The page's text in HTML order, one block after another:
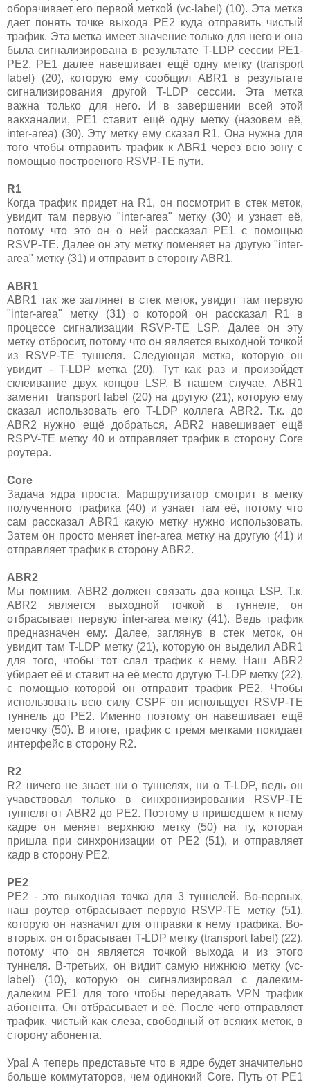
оборачивает его первой меткой (vc-label) (10). Эта метка
дает понять точке выхода PE2 куда отправить чистый
трафик. Эта метка имеет значение только для него и она
была сигнализирована в результате T-LDP сессии PE1-
PE2. PE1 далее навешивает ещё одну метку (transport
label) (20), которую ему сообщил ABR1 в результате
сигнализирования другой T-LDP сессии. Эта метка
важна только для него. И в завершении всей этой
вакханалии, PE1 ставит ещё одну метку (назовем её,
inter-area) (30). Эту метку ему сказал R1. Она нужна для
того чтобы отправить трафик к ABR1 через всю зону с
помощью построеного RSVP-TE пути.
R1
Когда трафик придет на R1, он посмотрит в стек меток,
увидит там первую "inter-area" метку (30) и узнает её,
потому что это он о ней рассказал PE1 с помощью
RSVP-TE. Далее он эту метку поменяет на другую "inter-
area" метку (31) и отправит в сторону ABR1.
ABR1
ABR1 так же заглянет в стек меток, увидит там первую
"inter-area" метку (31) о которой он рассказал R1 в
процессе сигнализации RSVP-TE LSP. Далее он эту
метку отбросит, потому что он является выходной точкой
из RSVP-TE туннеля. Следующая метка, которую он
увидит - T-LDP метка (20). Тут как раз и произойдет
склеивание двух концов LSP. В нашем случае, ABR1
заменит transport label (20) на другую (21), которую ему
сказал использовать его T-LDP коллега ABR2. Т.к. до
ABR2 нужно ещё добраться, ABR2 навешивает ещё
RSPV-TE метку 40 и отправляет трафик в сторону Core
роутера.
Core
Задача ядра проста. Маршрутизатор смотрит в метку
полученного трафика (40) и узнает там её, потому что
сам рассказал ABR1 какую метку нужно использовать.
Затем он просто меняет iner-area метку на другую (41) и
отправляет трафик в сторону ABR2.
ABR2
Мы помним, ABR2 должен связать два конца LSP. Т.к.
ABR2 является выходной точкой в туннеле, он
отбрасывает первую inter-area метку (41). Ведь трафик
предназначен ему. Далее, заглянув в стек меток, он
увидит там T-LDP метку (21), которую он выделил ABR1
для того, чтобы тот слал трафик к нему. Наш ABR2
убирает её и ставит на её место другую T-LDP метку (22),
с помощью которой он отправит трафик PE2. Чтобы
использовать всю силу CSPF он испольщует RSVP-TE
туннель до PE2. Именно поэтому он навешивает ещё
меточку (50). В итоге, трафик с тремя метками покидает
интерфейс в сторону R2.
R2
R2 ничего не знает ни о туннелях, ни о T-LDP, ведь он
учавствовал только в синхронизировании RSVP-TE
туннеля от ABR2 до PE2. Поэтому в пришедшем к нему
кадре он меняет верхнюю метку (50) на ту, которая
пришла при синхронизации от PE2 (51), и отправляет
кадр в сторону PE2.
PE2
PE2 - это выходная точка для 3 туннелей. Во-первых,
наш роутер отбрасывает первую RSVP-TE метку (51),
которую он назначил для отправки к нему трафика. Во-
вторых, он отбрасывает T-LDP метку (transport label) (22),
потому что он является точкой выхода и из этого
туннеля. В-третьих, он видит самую нижнюю метку (vc-
label) (10), которую он сигнализировал с далеким-
далеким PE1 для того чтобы передавать VPN трафик
абонента. Он отбрасывает и её. После чего отправляет
трафик, чистый как слеза, свободный от всяких меток, в
сторону абонента.
Ура! А теперь представьте что в ядре будет значительно
больше коммутаторов, чем одинокий Сore. Путь от PE1